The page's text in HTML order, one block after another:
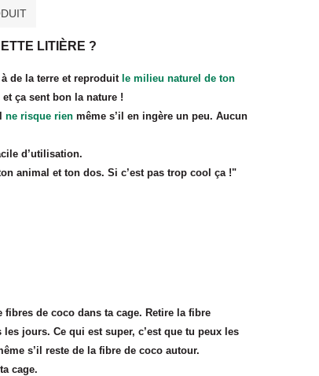
LITIÈRE ?
de la terre et reproduit le milieu naturel de ton
ça sent bon la nature !
ne risque rien même s’il en ingère un peu. Aucun
d’utilisation.
animal et ton dos. Si c’est pas trop cool ça !"
fibres de coco dans ta cage. Retire la fibre
jours. Ce qui est super, c’est que tu peux les
s’il reste de la fibre de coco autour.
cage.